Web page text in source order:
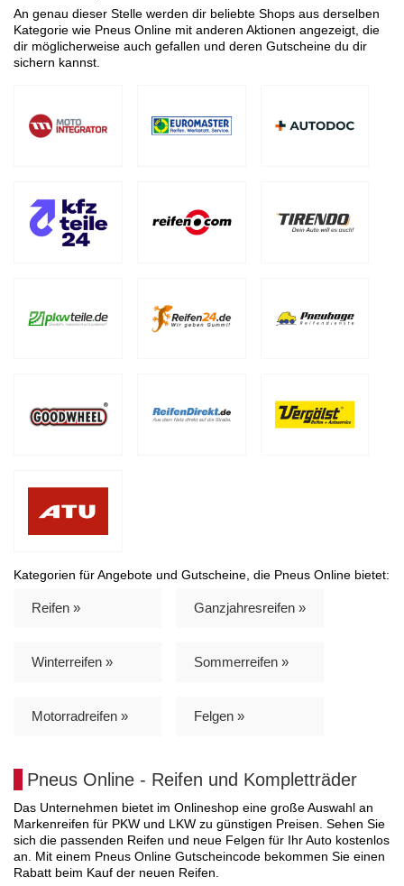
An genau dieser Stelle werden dir beliebte Shops aus derselben
Kategorie wie Pneus Online mit anderen Aktionen angezeigt, die
dir möglicherweise auch gefallen und deren Gutscheine du dir
sichern kannst.
Kategorien für Angebote und Gutscheine, die Pneus Online bietet:
Reifen » Ganzjahresreifen »
Winterreifen » Sommerreifen »
Motorradreifen » Felgen »
Pneus Online - Reifen und Kompletträder
Das Unternehmen bietet im Onlineshop eine große Auswahl an
Markenreifen für PKW und LKW zu günstigen Preisen. Sehen Sie
sich die passenden Reifen und neue Felgen für Ihr Auto kostenlos
an. Mit einem Pneus Online Gutscheincode bekommen Sie einen
Rabatt beim Kauf der neuen Reifen.